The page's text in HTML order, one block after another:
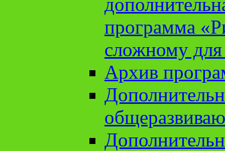
программа
сложному
Архив